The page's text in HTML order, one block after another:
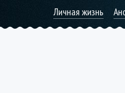
Личная жизнь